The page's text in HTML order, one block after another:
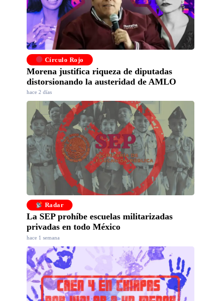
Círculo Rojo
Morena justifica riqueza de diputadas
distorsionando la austeridad de AMLO
hace 2 días
Radar
La SEP prohíbe escuelas militarizadas
privadas en todo México
hace 1 semana